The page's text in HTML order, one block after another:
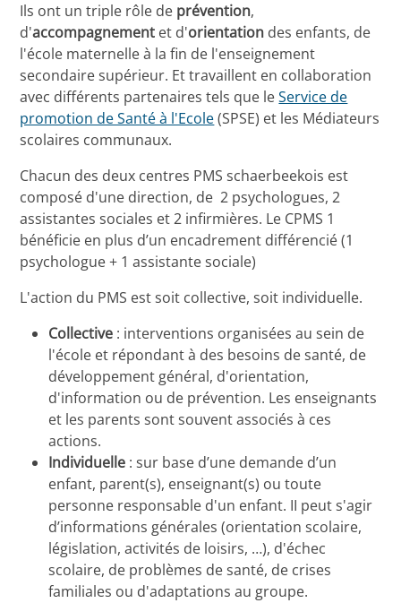
Ils ont un triple rôle de prévention,
d'accompagnement et d'orientation des enfants, de
l'école maternelle à la fin de l'enseignement
secondaire supérieur. Et travaillent en collaboration
avec différents partenaires tels que leService de
promotion de Santé à l'Ecole(SPSE) et les Médiateurs
scolaires communaux.
Chacun des deux centres PMS schaerbeekois est
composé d'une direction, de 2 psychologues, 2
assistantes sociales et 2 infirmières. Le CPMS 1
bénéficie en plus d’un encadrement différencié (1
psychologue + 1 assistante sociale)
L'action du PMS est soit collective, soit individuelle.
Collective : interventions organisées au sein de
l'école et répondant à des besoins de santé, de
développement général, d'orientation,
d'information ou de prévention. Les enseignants
et les parents sont souvent associés à ces
actions.
Individuelle : sur base d’une demande d’un
enfant, parent(s), enseignant(s) ou toute
personne responsable d'un enfant. II peut s'agir
d’informations générales (orientation scolaire,
législation, activités de loisirs, …), d'échec
scolaire, de problèmes de santé, de crises
familiales ou d'adaptations au groupe.